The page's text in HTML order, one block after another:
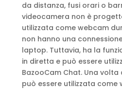
da distanza, fusi orari o
videocamera non è
utilizzata come webcam
non hanno una
laptop. Tuttavia, ha la
in diretta e può essere
BazooCam Chat. Una
può essere utilizzata come